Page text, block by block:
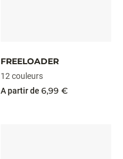
FREELOADER
12 couleurs
A partir de 6,99 €